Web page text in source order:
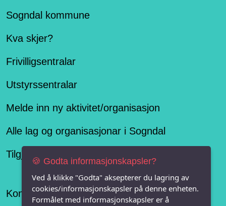
Sogndal kommune
Kva skjer?
Frivilligsentralar
Utstyrssentralar
Melde inn ny aktivitet/organisasjon
Alle lag og organisasjonar i Sogndal
Tilgjengelegheitserklæring
Konseptet er levert av
🍪 Godta informasjonskapsler?
Ved å klikke "Godta" aksepterer du lagring av
cookies/informasjonskapsler på denne enheten.
Formålet med informasjonskapsler er å